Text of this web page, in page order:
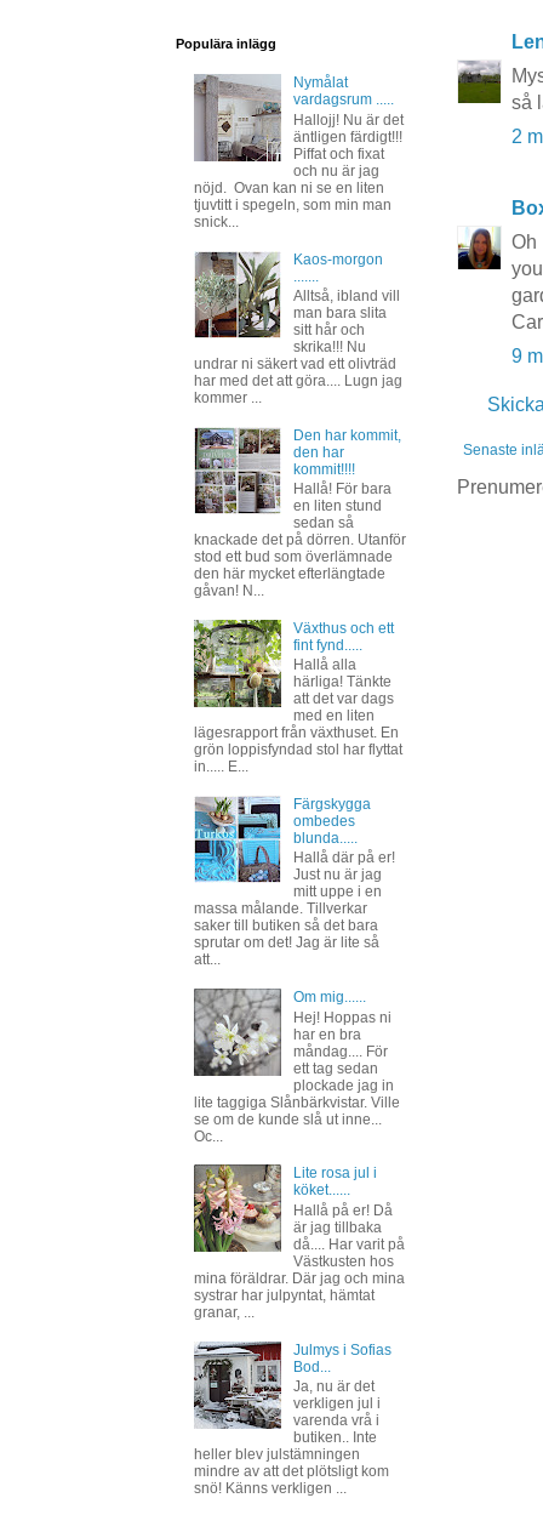
så
2
Oh
9
Senaste
Populära inlägg
Nymålat
vardagsrum .....
Hallojj! Nu är det
äntligen färdigt!!!
Piffat och fixat
och nu är jag
nöjd. Ovan kan ni se en liten
tjuvtitt i spegeln, som min man
snick...
Kaos-morgon
Alltså, ibland vill
man bara slita
sitt hår och
skrika!!! Nu
undrar ni säkert vad ett olivträd
har med det att göra.... Lugn jag
kommer ...
Den har kommit,
den har
kommit!!!!
Hallå! För bara
en liten stund
sedan så
knackade det på dörren. Utanför
stod ett bud som överlämnade
den här mycket efterlängtade
gåvan! N...
Växthus och ett
fint fynd.....
Hallå alla
härliga! Tänkte
att det var dags
med en liten
lägesrapport från växthuset. En
grön loppisfyndad stol har flyttat
in..... E...
Färgskygga
ombedes
blunda.....
Hallå där på er!
Just nu är jag
mitt uppe i en
massa målande. Tillverkar
saker till butiken så det bara
sprutar om det! Jag är lite så
att...
Om mig......
Hej! Hoppas ni
har en bra
måndag.... För
ett tag sedan
plockade jag in
lite taggiga Slånbärkvistar. Ville
se om de kunde slå ut inne...
Oc...
Lite rosa jul i
köket......
Hallå på er! Då
är jag tillbaka
då.... Har varit på
Västkusten hos
mina föräldrar. Där jag och mina
systrar har julpyntat, hämtat
granar, ...
Julmys i Sofias
Bod...
Ja, nu är det
verkligen jul i
varenda vrå i
butiken.. Inte
heller blev julstämningen
mindre av att det plötsligt kom
snö! Känns verkligen ...